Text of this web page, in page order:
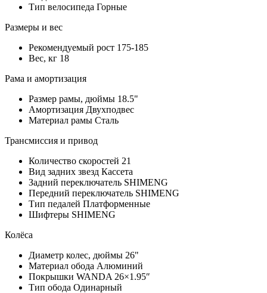
Тип велосипеда Горные
Размеры и вес
Рекомендуемый рост 175-185
Вес, кг 18
Рама и амортизация
Размер рамы, дюймы 18.5"
Амортизация Двухподвес
Материал рамы Сталь
Трансмиссия и привод
Количество скоростей 21
Вид задних звезд Кассета
Задний переключатель SHIMENG
Передний переключатель SHIMENG
Тип педалей Платформенные
Шифтеры SHIMENG
Колёса
Диаметр колес, дюймы 26"
Материал обода Алюминий
Покрышки WANDA 26×1.95″
Тип обода Одинарный